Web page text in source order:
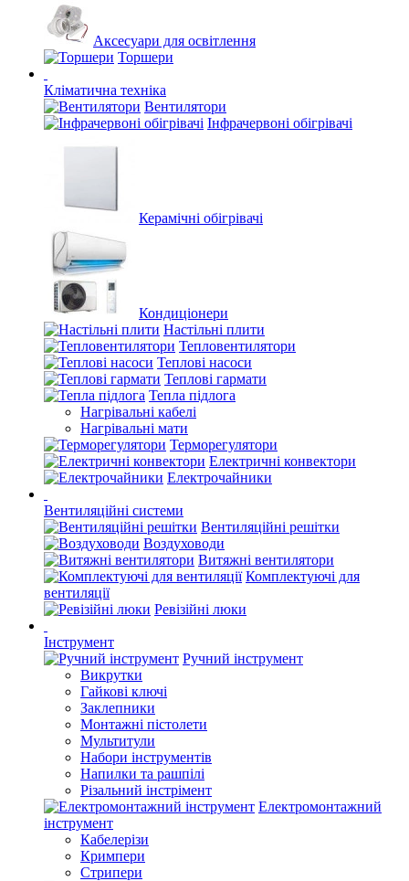
Аксесуари для освітлення
Торшери
Кліматична техніка
Вентилятори
Інфрачервоні обігрівачі
Керамічні обігрівачі
Кондиціонери
Настільні плити
Тепловентилятори
Теплові насоси
Теплові гармати
Тепла підлога
Нагрівальні кабелі
Нагрівальні мати
Терморегулятори
Електричні конвектори
Електрочайники
Вентиляційні системи
Вентиляційні решітки
Воздуховоди
Витяжні вентилятори
Комплектуючі для
вентиляції
Ревізійні люки
Інструмент
Ручний інструмент
Викрутки
Гайкові ключі
Заклепники
Монтажні пістолети
Мультитули
Набори інструментів
Напилки та рашпілі
Різальний інстрімент
Електромонтажний
інструмент
Кабелерізи
Кримпери
Стрипери